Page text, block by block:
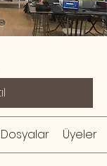
Dosyalar Üyeler